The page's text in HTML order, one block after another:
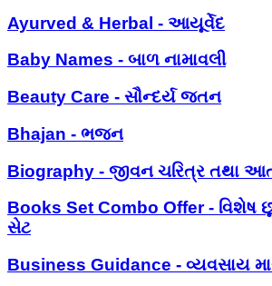
Ayurved & Herbal - આયૂર્વેદ
Baby Names - બાળ નામાવલી
Beauty Care - સૌન્દર્ય જતન
Bhajan - ભજન
Biography - જીવન ચરિત્ર તથા
Books Set Combo Offer - વિશેષ
સેટ
Business Guidance - વ્યવસાય